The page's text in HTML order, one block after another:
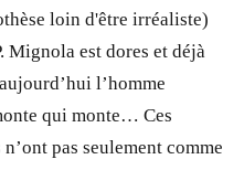
loin d'être irréaliste)
Mignola est dores et déjà
l’homme
qui monte… Ces
pas seulement comme